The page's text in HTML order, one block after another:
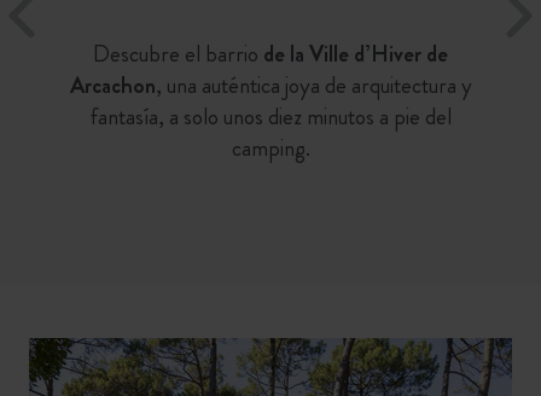
Descubre el barrio de la Ville d’Hiver de
Arcachon, una auténtica joya de arquitectura y
fantasía, a solo unos diez minutos a pie del
camping.